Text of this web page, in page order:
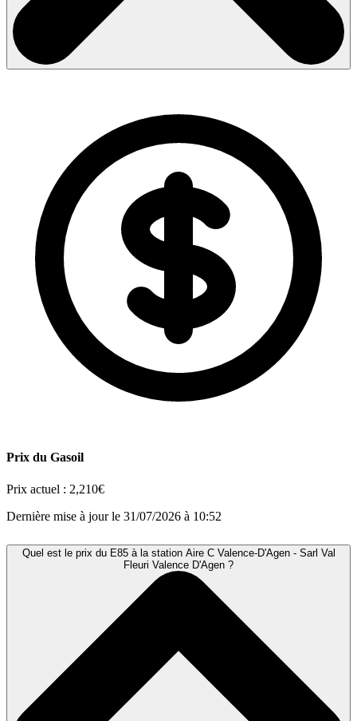
Prix du Gasoil
Prix actuel : 2,210€
Dernière mise à jour le 31/07/2026 à 10:52
Quel est le prix du E85 à la station Aire C Valence-D'Agen - Sarl Val
Fleuri Valence D'Agen ?